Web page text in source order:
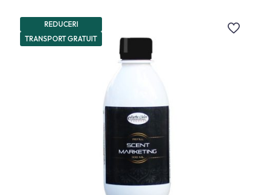
REDUCERI
TRANSPORT GRATUIT